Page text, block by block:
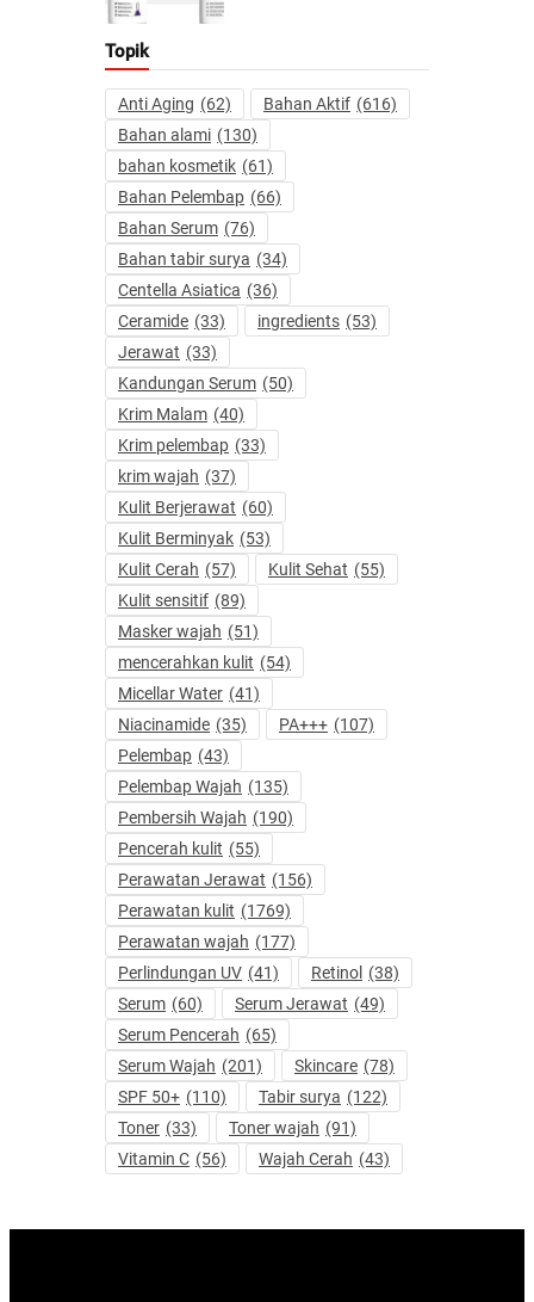
Topik
Anti Aging (62) Bahan Aktif (616)
Bahan alami (130)
bahan kosmetik (61)
Bahan Pelembap (66)
Bahan Serum (76)
Bahan tabir surya (34)
Centella Asiatica (36)
Ceramide (33) ingredients (53)
Jerawat (33)
Kandungan Serum (50)
Krim Malam (40)
Krim pelembap (33)
krim wajah (37)
Kulit Berjerawat (60)
Kulit Berminyak (53)
Kulit Cerah (57) Kulit Sehat (55)
Kulit sensitif (89)
Masker wajah (51)
mencerahkan kulit (54)
Micellar Water (41)
Niacinamide (35) PA+++ (107)
Pelembap (43)
Pelembap Wajah (135)
Pembersih Wajah (190)
Pencerah kulit (55)
Perawatan Jerawat (156)
Perawatan kulit (1769)
Perawatan wajah (177)
Perlindungan UV (41) Retinol (38)
Serum (60) Serum Jerawat (49)
Serum Pencerah (65)
Serum Wajah (201) Skincare (78)
SPF 50+ (110) Tabir surya (122)
Toner (33) Toner wajah (91)
Vitamin C (56) Wajah Cerah (43)